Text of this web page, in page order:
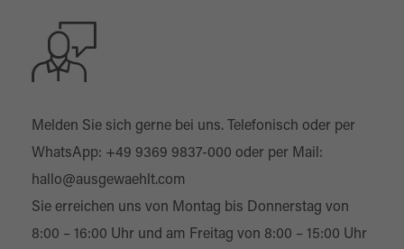
Melden Sie sich gerne bei uns. Telefonisch oder per
WhatsApp: +49 9369 9837-000 oder per Mail:
hallo@ausgewaehlt.com
Sie erreichen uns von Montag bis Donnerstag von
8:00 – 16:00 Uhr und am Freitag von 8:00 – 15:00 Uhr